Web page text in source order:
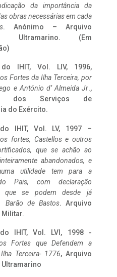
da importância da
obras necessárias em cada
. Anónimo – Arquivo
Ultramarino. (Em
IHIT, Vol. LIV, 1996,
Fortes da Ilha Terceira, por
e António d’ Almeida Jr.,
dos Serviços de
do Exército.
IHIT, Vol. LV, 1997 –
fortes, Castellos e outros
que se achão ao
abandonados, e
utilidade tem para a
Pais, com declaração
que se podem desde já
Barão de Bastos. Arquivo
IHIT, Vol. LVI, 1998 -
Fortes que Defendem a
Terceira- 1776, Arquivo